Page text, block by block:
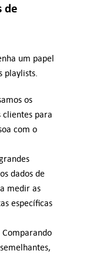
de
um papel
playlists.
os
clientes para
com o
dados de
medir as
específicas
Comparando